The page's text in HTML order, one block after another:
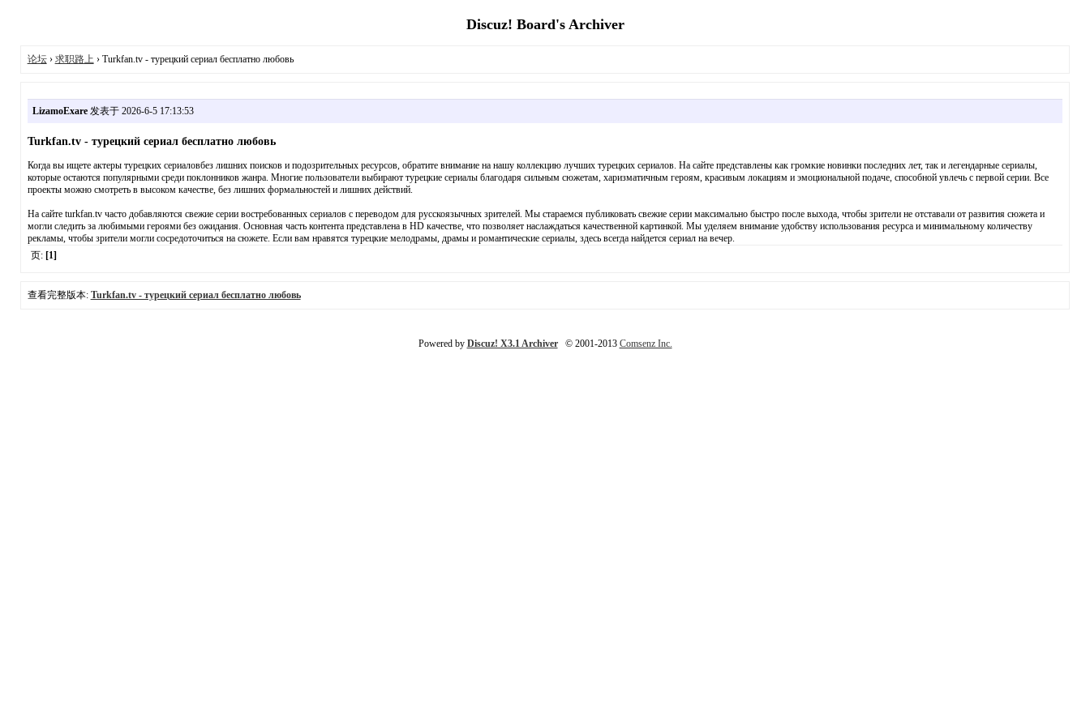
Discuz! Board's Archiver
论坛› 求职路上› Turkfan.tv - турецкий сериал бесплатно любовь
LizamoExare发表于 2026-6-5 17:13:53
Turkfan.tv - турецкий сериал бесплатно любовь
Когда вы ищете актеры турецких сериаловбез лишних поисков и подозрительных ресурсов, обратите внимание на нашу коллекцию лучших турецких сериалов. На сайте представлены как громкие новинки последних лет, так и легендарные сериалы,
которые остаются популярными среди поклонников жанра. Многие пользователи выбирают турецкие сериалы благодаря сильным сюжетам, харизматичным героям, красивым локациям и эмоциональной подаче, способной увлечь с первой серии. Все
проекты можно смотреть в высоком качестве, без лишних формальностей и лишних действий.
На сайте turkfan.tv часто добавляются свежие серии востребованных сериалов с переводом для русскоязычных зрителей. Мы стараемся публиковать свежие серии максимально быстро после выхода, чтобы зрители не отставали от развития сюжета и
могли следить за любимыми героями без ожидания. Основная часть контента представлена в HD качестве, что позволяет наслаждаться качественной картинкой. Мы уделяем внимание удобству использования ресурса и минимальному количеству
рекламы, чтобы зрители могли сосредоточиться на сюжете. Если вам нравятся турецкие мелодрамы, драмы и романтические сериалы, здесь всегда найдется сериал на вечер.
页: [1]
查看完整版本: Turkfan.tv - турецкий сериал бесплатно любовь
Powered by Discuz! X3.1 Archiver© 2001-2013 Comsenz Inc.